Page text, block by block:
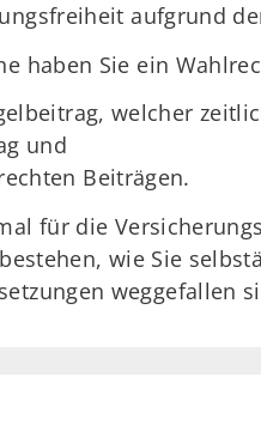
aufgrund
haben Sie ein
welcher
und
Beiträgen.
für die
wie Sie
weggefallen